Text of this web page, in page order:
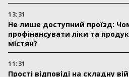
13:31
Не лише доступний проїзд:
профінансувати ліки та
містян?
11:31
Прості відповіді на складну